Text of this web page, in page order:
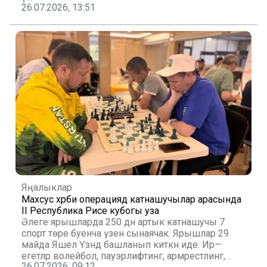
26.07.2026, 13:51
Яңалыклар
Махсус хәрби операциядә катнашучылар арасында
II Республика Рәисе кубогы уза
Әлеге ярышларда 250 дән артык катнашучы 7
спорт төре буенча үзен сынаячак. Ярышлар 29
майда Яшел Үзәндә башланып киткән иде. Ир—
егетләр волейбол, пауэрлифтинг, армрестлинг,